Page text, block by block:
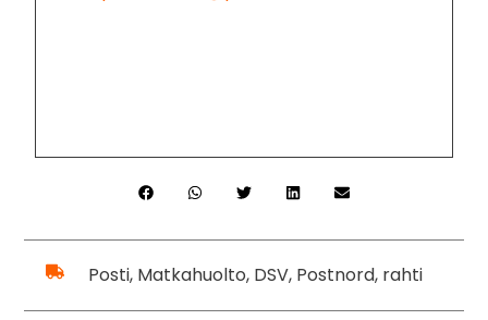
Posti, Matkahuolto, DSV, Postnord, rahti